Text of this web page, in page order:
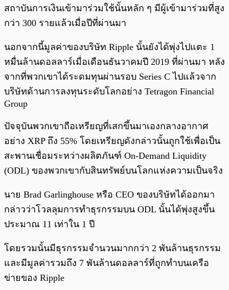
สถาบันการเงินเข้ามาร่วมใช้นั้นหลัก ๆ มีผู้เข้ามาร่วมที่สูง
กว่า 300 รายแล้วเมื่อปีที่ผ่านมา
นอกจากนี้มูลค่าของบริษัท Ripple นั้นยังได้พุ่งไปแตะ 1
หมื่นล้านดอลลาร์เมื่อเดือนธันวาคมปี 2019 ที่ผ่านมา หลัง
จากที่พวกเขาได้ระดมทุนผ่านรอบ Series C ไปแล้วจาก
บริษัทด้านการลงทุนระดับโลกอย่าง Tetragon Financial
Group
ปัจจุบันพวกเขาถือเหรียญที่เสกขึ้นมาเองกลางอากาศ
อย่าง XRP ถึง 55% โดยเหรียญดังกล่าวนั้นถูกใช้เพื่อเป็น
สะพานเชื่อมระหว่างผลิตภันฑ์ On-Demand Liquidity
(ODL) ของพวกเขากับสินทรัพย์บนโลกแห่งความเป็นจริง
นาย Brad Garlinghouse หรือ CEO ของบริษัทได้ออกมา
กล่าวว่าโวลลุมการทำธุรกรรมบน ODL นั้นได้พุ่งสูงขึ้น
ประมาณ 11 เท่าใน 1 ปี
โดยรวมนั้นมีธุรกรรมจำนวนมากกว่า 2 พันล้านธุรกรรม
และมีมูลค่ารวมถึง 7 พันล้านดอลลาร์ที่ถูกทำบนเครือ
ข่ายของ Ripple